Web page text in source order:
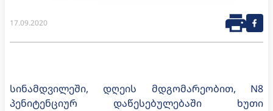
17.09.2020
სინამდვილეში, დღეის მდგომარეობით, N8
პენიტენციურ დაწესებულებაში ხუთი